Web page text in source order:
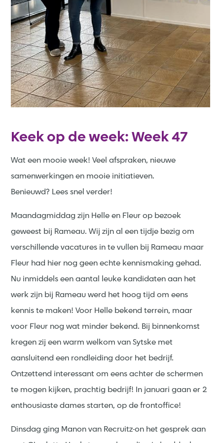
Keek op de week: Week 47
Wat een mooie week! Veel afspraken, nieuwe
samenwerkingen en mooie initiatieven.
Benieuwd? Lees snel verder!
Maandagmiddag zijn Helle en Fleur op bezoek
geweest bij Rameau. Wij zijn al een tijdje bezig om
verschillende vacatures in te vullen bij Rameau maar
Fleur had hier nog geen echte kennismaking gehad.
Nu inmiddels een aantal leuke kandidaten aan het
werk zijn bij Rameau werd het hoog tijd om eens
kennis te maken! Voor Helle bekend terrein, maar
voor Fleur nog wat minder bekend. Bij binnenkomst
kregen zij een warm welkom van Sytske met
aansluitend een rondleiding door het bedrijf.
Ontzettend interessant om eens achter de schermen
te mogen kijken, prachtig bedrijf! In januari gaan er 2
enthousiaste dames starten, op de frontoffice!
Dinsdag ging Manon van Recruitz-on het gesprek aan